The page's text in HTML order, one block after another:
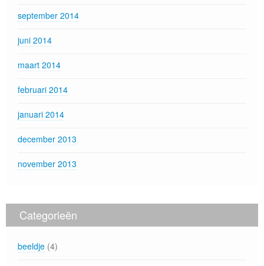
september 2014
juni 2014
maart 2014
februari 2014
januari 2014
december 2013
november 2013
Categorieën
beeldje (4)